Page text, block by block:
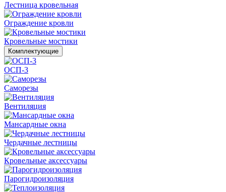
Лестница кровельная
Ограждение кровли
Кровельные мостики
Комплектующие
ОСП-3
Саморезы
Вентиляция
Мансардные окна
Чердачные лестницы
Кровельные аксессуары
Парогидроизоляция